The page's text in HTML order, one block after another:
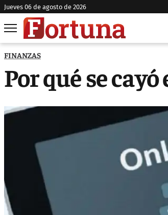
jueves 06 de agosto de 2026
FINANZAS
Por qué se